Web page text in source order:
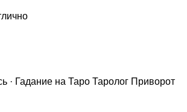
· Гадание на Таро Таролог Приворот